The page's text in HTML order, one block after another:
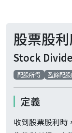
股票股
Stock
配股所得 盈餘配
定義
收到股票股利